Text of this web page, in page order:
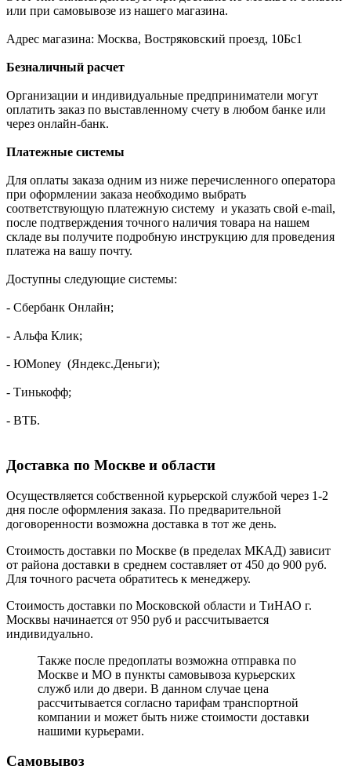
или при самовывозе из нашего магазина.
Адрес магазина: Москва, Востряковский проезд, 10Бс1
Безналичный расчет
Организации и индивидуальные предприниматели могут
оплатить заказ по выставленному счету в любом банке или
через онлайн-банк.
Платежные системы
Для оплаты заказа одним из ниже перечисленного оператора
при оформлении заказа необходимо выбрать
соответствующую платежную систему и указать свой e-mail,
после подтверждения точного наличия товара на нашем
складе вы получите подробную инструкцию для проведения
платежа на вашу почту.
Доступны следующие системы:
- Сбербанк Онлайн;
- Альфа Клик;
- ЮMoney (Яндекс.Деньги);
- Тинькофф;
- ВТБ.
Доставка по Москве и области
Осуществляется собственной курьерской службой через 1-2
дня после оформления заказа. По предварительной
договоренности возможна доставка в тот же день.
Стоимость доставки по Москве (в пределах МКАД) зависит
от района доставки в среднем составляет от 450 до 900 руб.
Для точного расчета обратитесь к менеджеру.
Стоимость доставки по Московской области и ТиНАО г.
Москвы начинается от 950 руб и рассчитывается
индивидуально.
Также после предоплаты возможна отправка по
Москве и МО в пункты самовывоза курьерских
служб или до двери. В данном случае цена
рассчитывается согласно тарифам транспортной
компании и может быть ниже стоимости доставки
нашими курьерами.
Самовывоз